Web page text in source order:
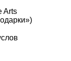
Arts